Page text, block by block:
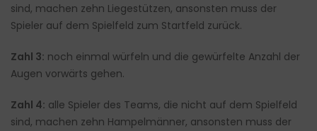
sind, machen zehn Liegestützen, ansonsten muss der
Spieler auf dem Spielfeld zum Startfeld zurück.
Zahl 3: noch einmal würfeln und die gewürfelte Anzahl der
Augen vorwärts gehen.
Zahl 4: alle Spieler des Teams, die nicht auf dem Spielfeld
sind, machen zehn Hampelmänner, ansonsten muss der